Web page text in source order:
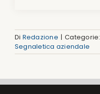
Di Redazione | Categorie:
Segnaletica aziendale